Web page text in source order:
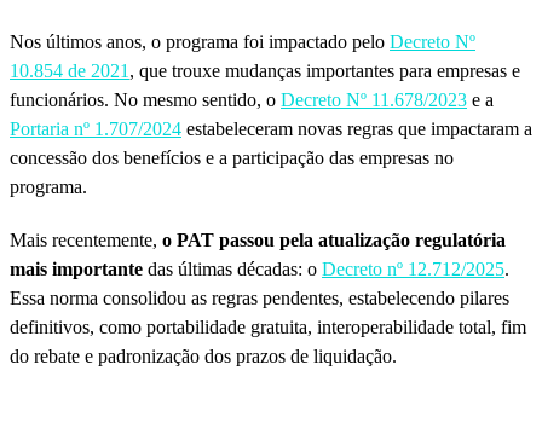
Nos últimos anos, o programa foi impactado pelo Decreto Nº
10.854 de 2021 , que trouxe mudanças importantes para empresas e
funcionários. No mesmo sentido, o Decreto Nº 11.678/2023 e a
Portaria nº 1.707/2024 estabeleceram novas regras que impactaram a
concessão dos benefícios e a participação das empresas no
programa.
Mais recentemente, o PAT passou pela atualização regulatória
mais importante das últimas décadas: o Decreto nº 12.712/2025.
Essa norma consolidou as regras pendentes, estabelecendo pilares
definitivos, como portabilidade gratuita, interoperabilidade total, fim
do rebate e padronização dos prazos de liquidação.